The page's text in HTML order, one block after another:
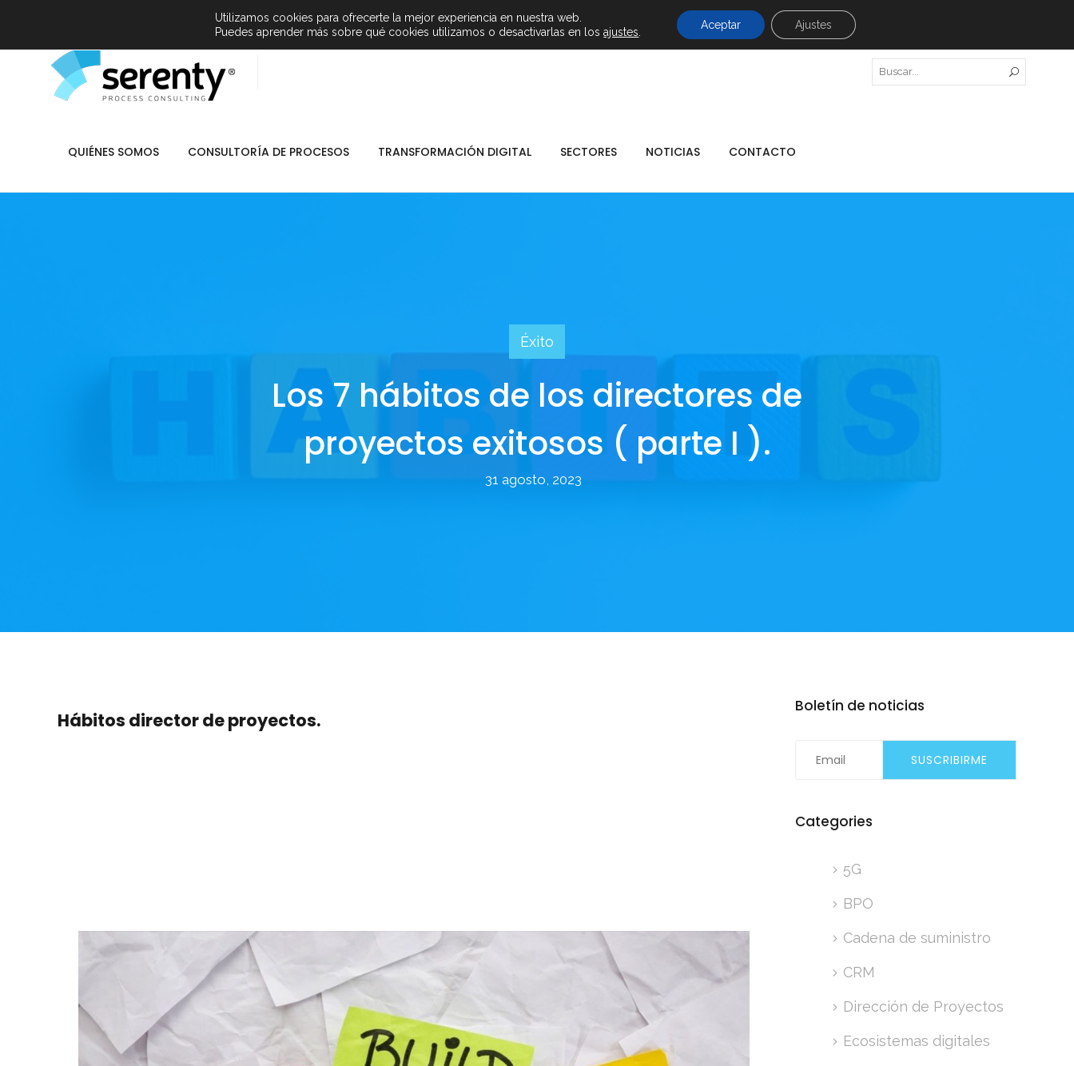
info@serenty.es + (34) 900 101 865
QUIÉNES SOMOS CONSULTORÍA DE PROCESOS TRANSFORMACIÓN DIGITAL SECTORES NOTICIAS CONTACTO
Éxito
Los 7 hábitos de los directores de
proyectos exitosos ( parte I ).
31 agosto, 2023
Hábitos director de proyectos.
Boletín de noticias
Categories
5G
BPO
Cadena de suministro
CRM
Dirección de Proyectos
Ecosistemas digitales
Utilizamos cookies para ofrecerte la mejor experiencia en nuestra web.
Puedes aprender más sobre qué cookies utilizamos o desactivarlas en losajustes
Aceptar Ajustes